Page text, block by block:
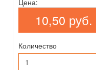
Цена:
10,50 руб.
Количество